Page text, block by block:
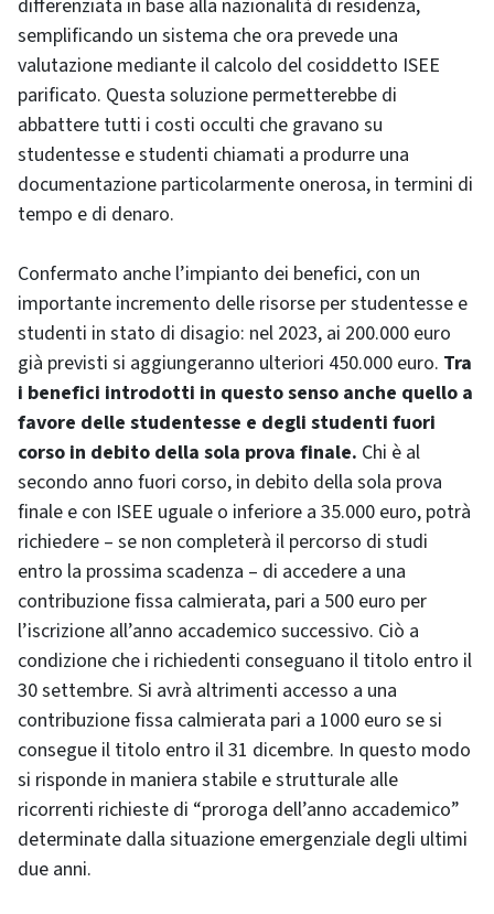
differenziata in base alla nazionalità di residenza,
semplificando un sistema che ora prevede una
valutazione mediante il calcolo del cosiddetto ISEE
parificato. Questa soluzione permetterebbe di
abbattere tutti i costi occulti che gravano su
studentesse e studenti chiamati a produrre una
documentazione particolarmente onerosa, in termini di
tempo e di denaro.
Confermato anche l’impianto dei benefici, con un
importante incremento delle risorse per studentesse e
studenti in stato di disagio: nel 2023, ai 200.000 euro
già previsti si aggiungeranno ulteriori 450.000 euro. Tra
i benefici introdotti in questo senso anche quello a
favore delle studentesse e degli studenti fuori
corso in debito della sola prova finale. Chi è al
secondo anno fuori corso, in debito della sola prova
finale e con ISEE uguale o inferiore a 35.000 euro, potrà
richiedere – se non completerà il percorso di studi
entro la prossima scadenza – di accedere a una
contribuzione fissa calmierata, pari a 500 euro per
l’iscrizione all’anno accademico successivo. Ciò a
condizione che i richiedenti conseguano il titolo entro il
30 settembre. Si avrà altrimenti accesso a una
contribuzione fissa calmierata pari a 1000 euro se si
consegue il titolo entro il 31 dicembre. In questo modo
si risponde in maniera stabile e strutturale alle
ricorrenti richieste di “proroga dell’anno accademico”
determinate dalla situazione emergenziale degli ultimi
due anni.